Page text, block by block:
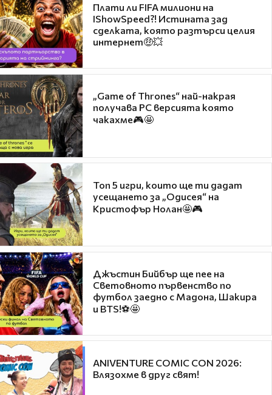
Плати ли FIFA милиони на
IShowSpeed?! Истината зад
сделката, която разтърси целия
интернет🤑💥
„Game of Thrones“ най-накрая
получава PC версията която
чакахме🎮🤩
Топ 5 игри, които ще ти дадат
усещането за „Одисея“ на
Кристофър Нолан🤩🎮
Джъстин Бийбър ще пее на
Световното първенство по
футбол заедно с Мадона, Шакира
и BTS!⚽🤩
ANIVENTURE COMIC CON 2026:
Влязохме в друг свят!